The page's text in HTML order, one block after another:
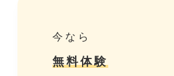
今なら
無料体験